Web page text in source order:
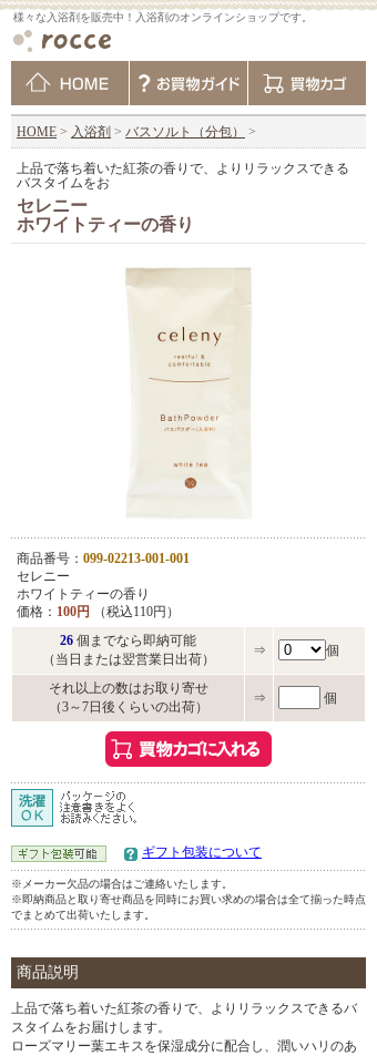
様々な入浴剤を販売中！入浴剤のオンラインショップです。
HOME > 入浴剤 > バスソルト（分包） >
上品で落ち着いた紅茶の香りで、よりリラックスできる
バスタイムをお
セレニー
ホワイトティーの香り
商品番号： 099-02213-001-001
セレニー
ホワイトティーの香り
価格： 100円
（税込110円）
26 個までなら即納可能
（当日または翌営業日出荷）
⇒ 個
それ以上の数はお取り寄せ
（3～7日後くらいの出荷）
⇒ 個
ギフト包装について
※メーカー欠品の場合はご連絡いたします。
※即納商品と取り寄せ商品を同時にお買い求めの場合は全て揃った時点
でまとめて出荷いたします。
商品説明
上品で落ち着いた紅茶の香りで、よりリラックスできるバ
スタイムをお届けします。
ローズマリー葉エキスを保湿成分に配合し、潤いハリのあ